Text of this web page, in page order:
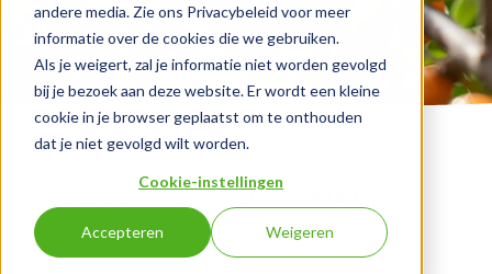
andere media. Zie ons Privacybeleid voor meer
informatie over de cookies die we gebruiken.
Als je weigert, zal je informatie niet worden gevolgd
bij je bezoek aan deze website. Er wordt een kleine
cookie in je browser geplaatst om te onthouden
dat je niet gevolgd wilt worden.
Cookie-instellingen
Accepteren Weigeren
Assortiment Continental fruitmix